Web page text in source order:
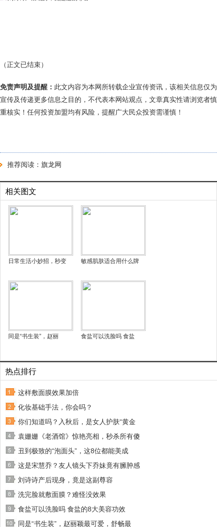
（正文已结束）
免责声明及提醒： 此文内容为本网所转载企业宣传资讯，该相关信息仅为
宣传及传递更多信息之目的，不代表本网站观点，文章真实性请浏览者慎
重核实！任何投资加盟均有风险，提醒广大民众投资需谨慎！
推荐阅读： 旗龙网
相关图文
日常生活小妙招，秒变 敏感肌肤适合用什么牌
同是“书生装”，赵丽 食盐可以洗脸吗 食盐
热点排行
这样敷面膜效果加倍
化妆基础手法，你会吗？
你们知道吗？入秋后，是女人护肤“黄金
袁姗姗《老酒馆》惊艳亮相，秒杀所有傻
丑到极致的“泡面头”，这8位都能美成
这是宋慧乔？友人镜头下乔妹竟有臃肿感
刘诗诗产后现身，竟是这副尊容
洗完脸就敷面膜？难怪没效果
食盐可以洗脸吗 食盐的8大美容功效
同是“书生装”，赵丽颖最可爱，舒畅最